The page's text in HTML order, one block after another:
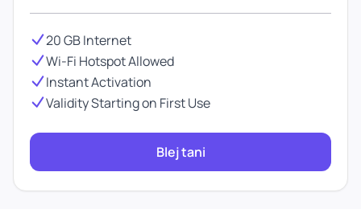
20 GB Internet
Wi-Fi Hotspot Allowed
Instant Activation
Validity Starting on First Use
Blej tani